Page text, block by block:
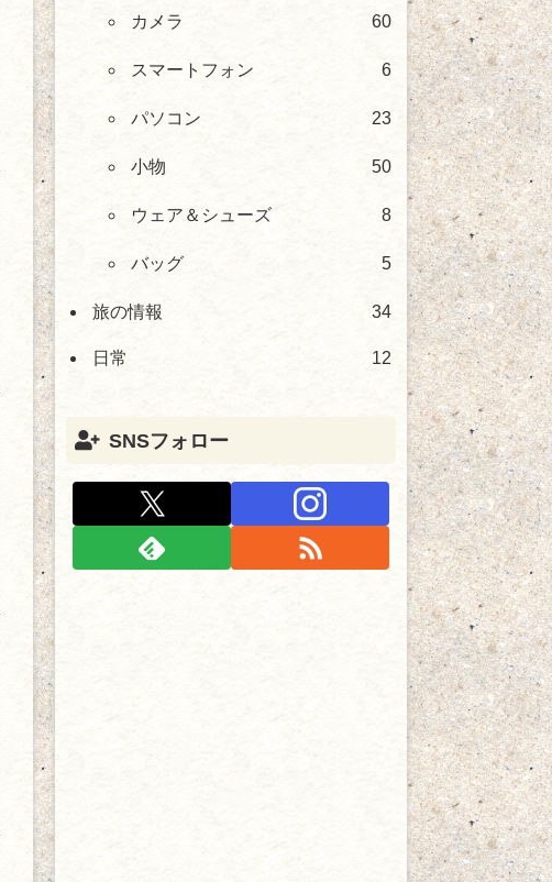
カメラ 60
スマートフォン 6
パソコン 23
小物 50
ウェア＆シューズ 8
バッグ 5
旅の情報 34
日常 12
SNSフォロー